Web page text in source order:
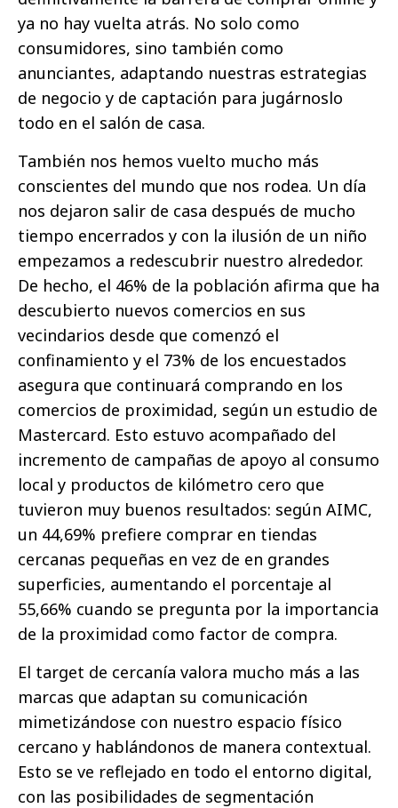
ya no hay vuelta atrás. No solo como
consumidores, sino también como
anunciantes, adaptando nuestras estrategias
de negocio y de captación para jugárnoslo
todo en el salón de casa.
También nos hemos vuelto mucho más
conscientes del mundo que nos rodea. Un día
nos dejaron salir de casa después de mucho
tiempo encerrados y con la ilusión de un niño
empezamos a redescubrir nuestro alrededor.
De hecho, el 46% de la población afirma que ha
descubierto nuevos comercios en sus
vecindarios desde que comenzó el
confinamiento y el 73% de los encuestados
asegura que continuará comprando en los
comercios de proximidad, según un estudio de
Mastercard. Esto estuvo acompañado del
incremento de campañas de apoyo al consumo
local y productos de kilómetro cero que
tuvieron muy buenos resultados: según AIMC,
un 44,69% prefiere comprar en tiendas
cercanas pequeñas en vez de en grandes
superficies, aumentando el porcentaje al
55,66% cuando se pregunta por la importancia
de la proximidad como factor de compra.
El target de cercanía valora mucho más a las
marcas que adaptan su comunicación
mimetizándose con nuestro espacio físico
cercano y hablándonos de manera contextual.
Esto se ve reflejado en todo el entorno digital,
con las posibilidades de segmentación